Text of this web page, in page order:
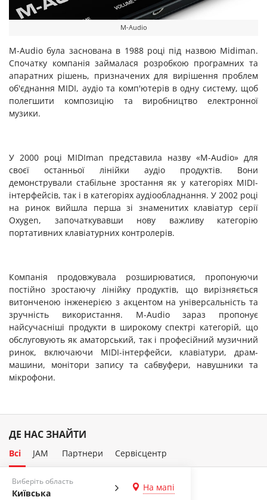
M-Audio
M-Audio була заснована в 1988 році під назвою Midiman.
Спочатку компанія займалася розробкою програмних та
апаратних рішень, призначених для вирішення проблем
об'єднання MIDI, аудіо та комп'ютерів в одну систему, щоб
полегшити композицію та виробництво електронної
музики.
У 2000 році MIDIman представила назву «M-Audio» для
своєї останньої лінійки аудіо продуктів. Вони
демонстрували стабільне зростання як у категоріях MIDI-
інтерфейсів, так і в категоріях аудіообладнання. У 2002 році
на ринок вийшла перша зі знаменитих клавіатур серії
Oxygen, започаткувавши нову важливу категорію
портативних клавіатурних контролерів.
Компанія продовжувала розширюватися, пропонуючи
постійно зростаючу лінійку продуктів, що вирізняється
витонченою інженерією з акцентом на універсальність та
зручність використання. M-Audio зараз пропонує
найсучасніші продукти в широкому спектрі категорій, що
обслуговують як аматорський, так і професійний музичний
ринок, включаючи MIDI-інтерфейси, клавіатури, драм-
машини, монітори запису та сабвуфери, навушники та
мікрофони.
ДЕ НАС ЗНАЙТИ
Виберіть область
Київська
На мапі
Всі JAM Партнери Сервісцентр